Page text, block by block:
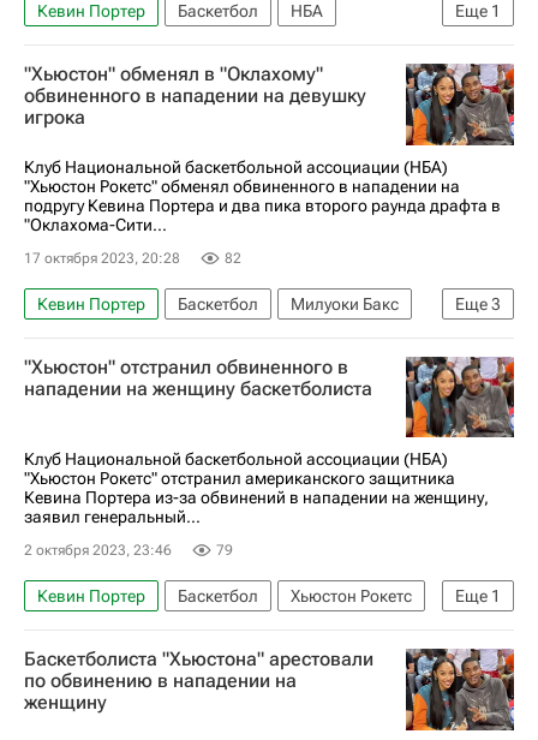
Еще 1
Кевин Портер Баскетбол
НБА
Вокруг спорта
"Хьюстон" обменял в "Оклахому"
обвиненного в нападении на девушку
игрока
Клуб Национальной баскетбольной ассоциации (НБА)
"Хьюстон Рокетс" обменял обвиненного в нападении на
подругу Кевина Портера и два пика второго раунда драфта в
"Оклахома-Сити...
17 октября 2023, 20:28 82
Еще3
Кевин Портер Баскетбол
Милуоки Бакс
Хьюстон Рокетс
Оклахома-Сити Тандер
НБА
"Хьюстон" отстранил обвиненного в
нападении на женщину баскетболиста
Клуб Национальной баскетбольной ассоциации (НБА)
"Хьюстон Рокетс" отстранил американского защитника
Кевина Портера из-за обвинений в нападении на женщину,
заявил генеральный...
2 октября 2023, 23:46 79
Еще 1
Кевин Портер Баскетбол
Хьюстон Рокетс
НБА
Баскетболиста "Хьюстона" арестовали
по обвинению в нападении на
женщину